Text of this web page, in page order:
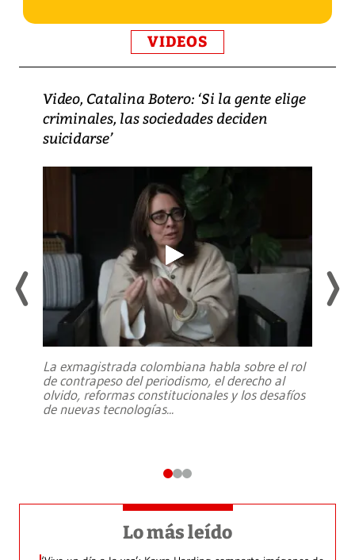
VIDEOS
Video, Catalina Botero: ‘Si la gente elige
criminales, las sociedades deciden
suicidarse’
La exmagistrada colombiana habla sobre el rol
de contrapeso del periodismo, el derecho al
olvido, reformas constitucionales y los desafíos
de nuevas tecnologías...
Lo más leído